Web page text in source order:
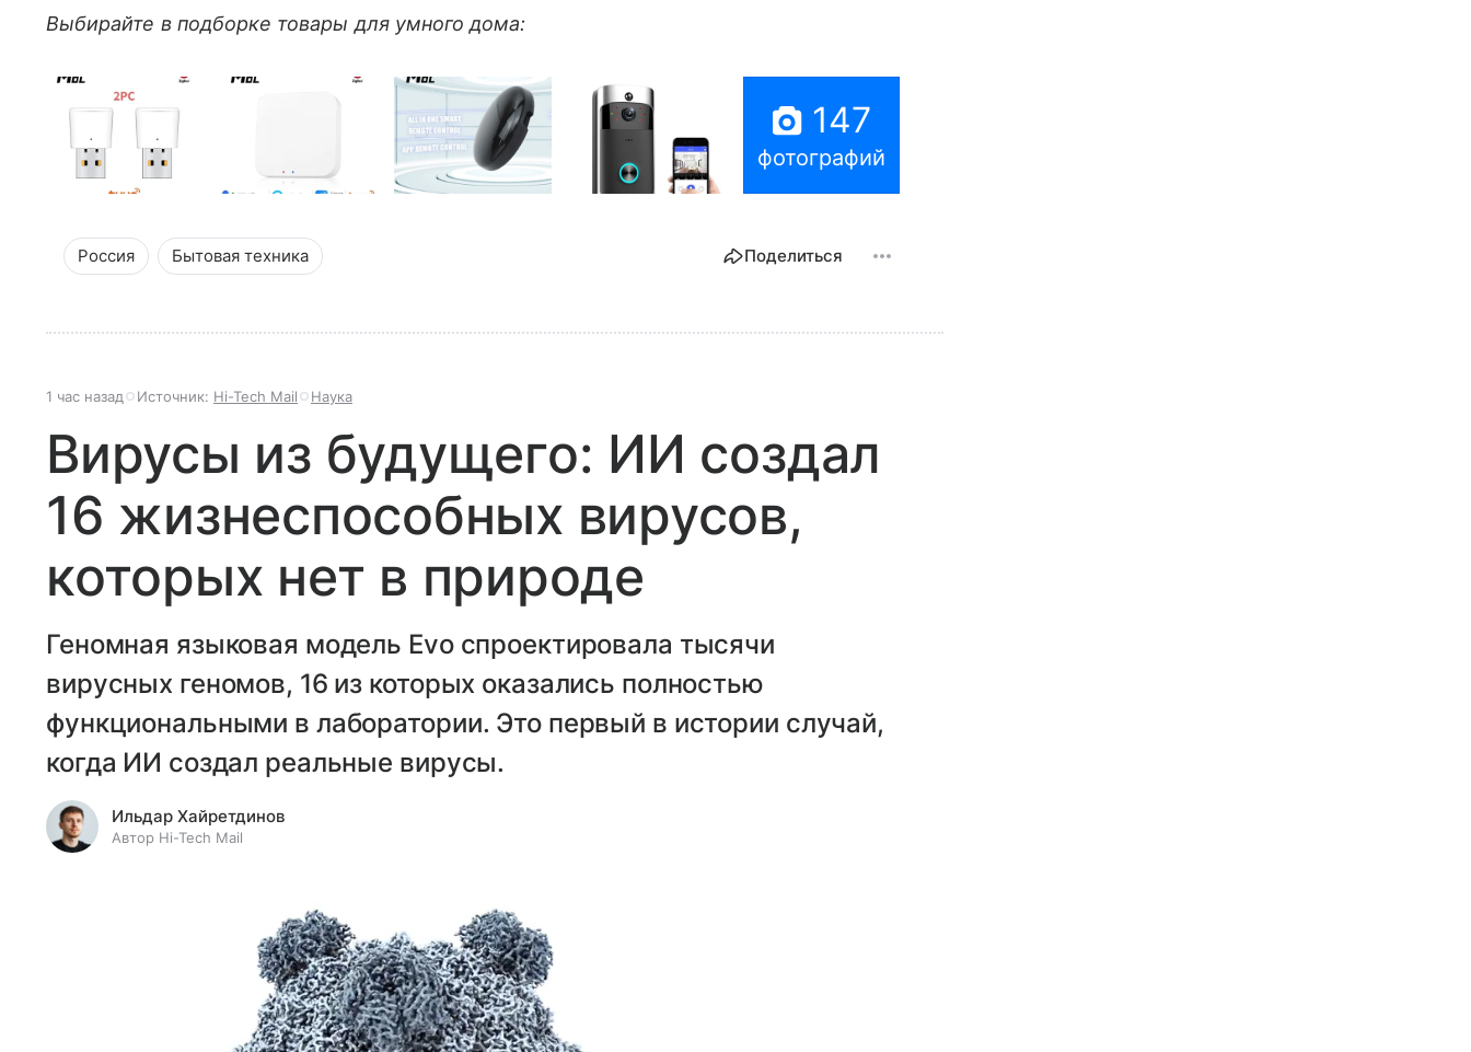
Выбирайте в подборке товары для умного дома:
147
фотографий
Россия Бытовая техника Поделиться
1 час назад Источник: Hi-Tech Mail Наука
Вирусы из будущего: ИИ создал
16 жизнеспособных вирусов,
которых нет в природе
Геномная языковая модель Evo спроектировала тысячи
вирусных геномов, 16 из которых оказались полностью
функциональными в лаборатории. Это первый в истории случай,
когда ИИ создал реальные вирусы.
Ильдар Хайретдинов
Автор Hi-Tech Mail